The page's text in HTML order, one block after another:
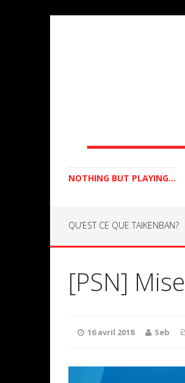
NOTHING BUT PLAYING...
QU’EST CE QUE TAIKENBAN?
[PSN]
16 avril 2018 Seb